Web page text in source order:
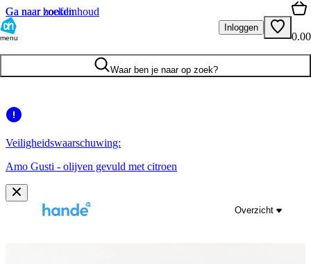
Ga naar hoofdinhoud
Ga naar zoeken
menu
Inloggen
0.00
Waar ben je naar op zoek?
Veiligheidswaarschuwing:
Amo Gusti - olijven gevuld met citroen
Overzicht